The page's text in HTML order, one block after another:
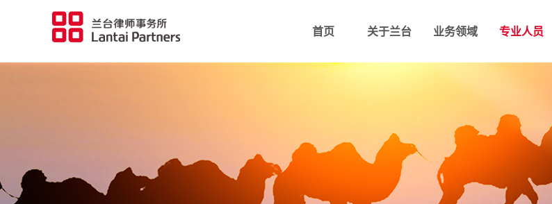
首页 关于兰台 业务领域 专业人员